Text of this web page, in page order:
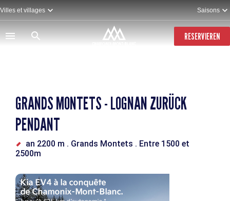
Direkt
zum
Inhalt
Villes et villages Saisons
RESERVIEREN
GRANDS MONTETS - LOGNAN ZURÜCK
PENDANT
an 2200 m . Grands Montets . Entre 1500 et
2500m